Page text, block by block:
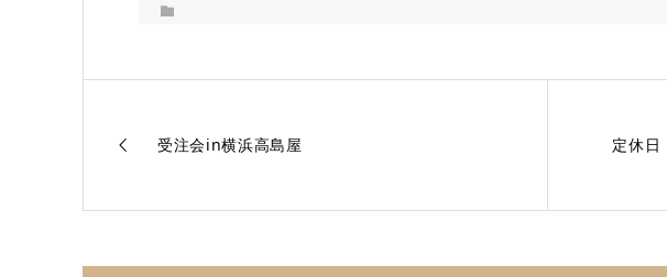
受注会in横浜高島屋 定休日